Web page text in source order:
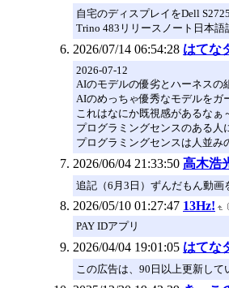
自宅のディスプレイをDell
Trino 483リリースノート日本語
2026/07/14 06:54:28 はてな
2026-07-12
AIのモデルの優劣とハーネスの
AIのめっちゃ優秀なモデルをガ
これはなにか既視感があるなぁ
プログラミングセンスのある人
プログラミングセンスは人並
2026/06/04 21:33:50 高木浩
追記（6月3日）ずんだもん動画
2026/05/10 01:27:47 13Hz!
PAY IDアプリ
2026/04/04 19:01:05 はてな
この広告は、90日以上更新して